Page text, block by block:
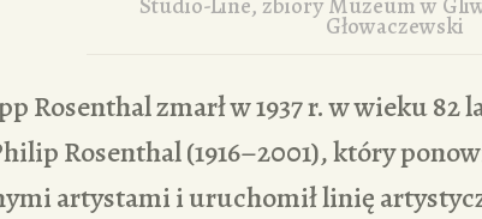
Studio-Line, zbiory Muzeum w
Głowaczewski
Rosenthal zmarł w 1937 r. w wieku 82
Rosenthal (1916–2001), który
artystami i uruchomił linię